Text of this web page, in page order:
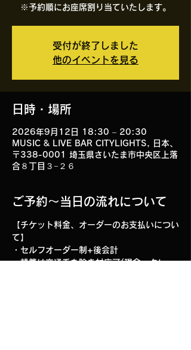
※予約順にお座席割り当ていたします。
受付が終了しました
他のイベントを見る
日時・場所
2026年9月12日 18:30 – 20:30
MUSIC & LIVE BAR CITYLIGHTS, 日本、
〒338-0001 埼玉県さいたま市中央区上落
合８丁目３−２６
ご予約～当日の流れについて
【チケット料金、オーダーのお支払いについ
て】
・セルフオーダー制+後会計
・精算は交通系を除き対応可(現金、クレ